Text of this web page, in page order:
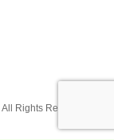
All Rights Reserved.